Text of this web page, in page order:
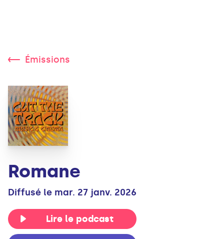
Émissions
Romane
Diffusé le mar. 27 janv. 2026
Lire le podcast